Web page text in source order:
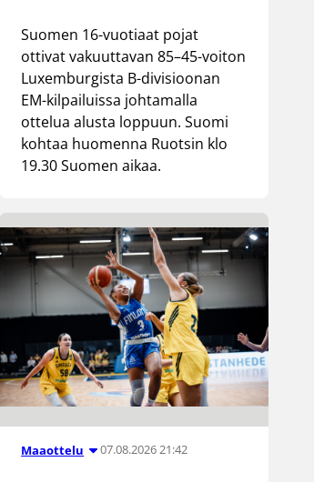
Suomen 16-vuotiaat pojat
ottivat vakuuttavan 85–45-voiton
Luxemburgista B-divisioonan
EM-kilpailuissa johtamalla
ottelua alusta loppuun. Suomi
kohtaa huomenna Ruotsin klo
19.30 Suomen aikaa.
Maaottelu 07.08.2026 21:42